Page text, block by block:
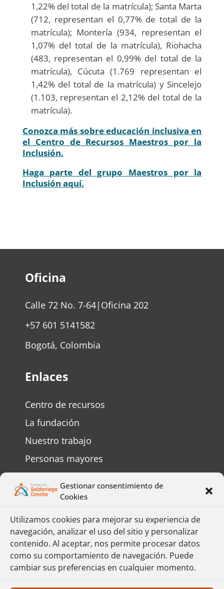
Gestionar consentimiento de
Cookies
Utilizamos cookies para mejorar su experiencia de
navegación, analizar el uso del sitio y personalizar
contenido. Al aceptar, nos permite procesar datos
como su comportamiento de navegación. Puede
cambiar sus preferencias en cualquier momento.
1,22% del total de la matrícula); Santa Marta
(712, representan el 0,77% de total de la
matrícula); Montería (934, representan el
1,07% del total de la matrícula), Riohacha
(483, representan el 0,99% del total de la
matrícula), Cúcuta (1.769 representan el
1,42% del total de la matrícula) y Sincelejo
(1.103, representan el 2,12% del total de la
matrícula).
Conozca más sobre educación inclusiva en
el Centro de Recursos Maestros por la
Inclusión.
Haga parte del grupo Maestros por la
Inclusión aquí.
Oficina
Calle 72 No. 7-64|Oficina 202
+57 601 5141582
Bogotá, Colombia
Enlaces
Centro de recursos
La fundación
Nuestro trabajo
Personas mayores
Personas con discapacidad
Preguntas frecuentes
Contáctenos
Complete el formulario y responderemos
su mensaje lo más pronto posible.